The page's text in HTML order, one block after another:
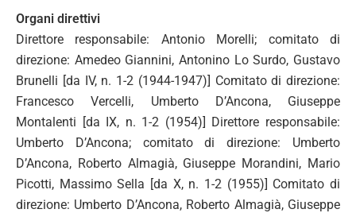
Organi direttivi
Direttore responsabile: Antonio Morelli; comitato di
direzione: Amedeo Giannini, Antonino Lo Surdo, Gustavo
Brunelli [da IV, n. 1-2 (1944-1947)] Comitato di direzione:
Francesco Vercelli, Umberto D’Ancona, Giuseppe
Montalenti [da IX, n. 1-2 (1954)] Direttore responsabile:
Umberto D’Ancona; comitato di direzione: Umberto
D’Ancona, Roberto Almagià, Giuseppe Morandini, Mario
Picotti, Massimo Sella [da X, n. 1-2 (1955)] Comitato di
direzione: Umberto D’Ancona, Roberto Almagià, Giuseppe